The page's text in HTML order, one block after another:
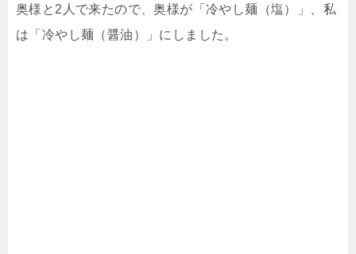
奥様と2人で来たので、奥様が「冷やし麺（塩）」、私
は「冷やし麺（醤油）」にしました。